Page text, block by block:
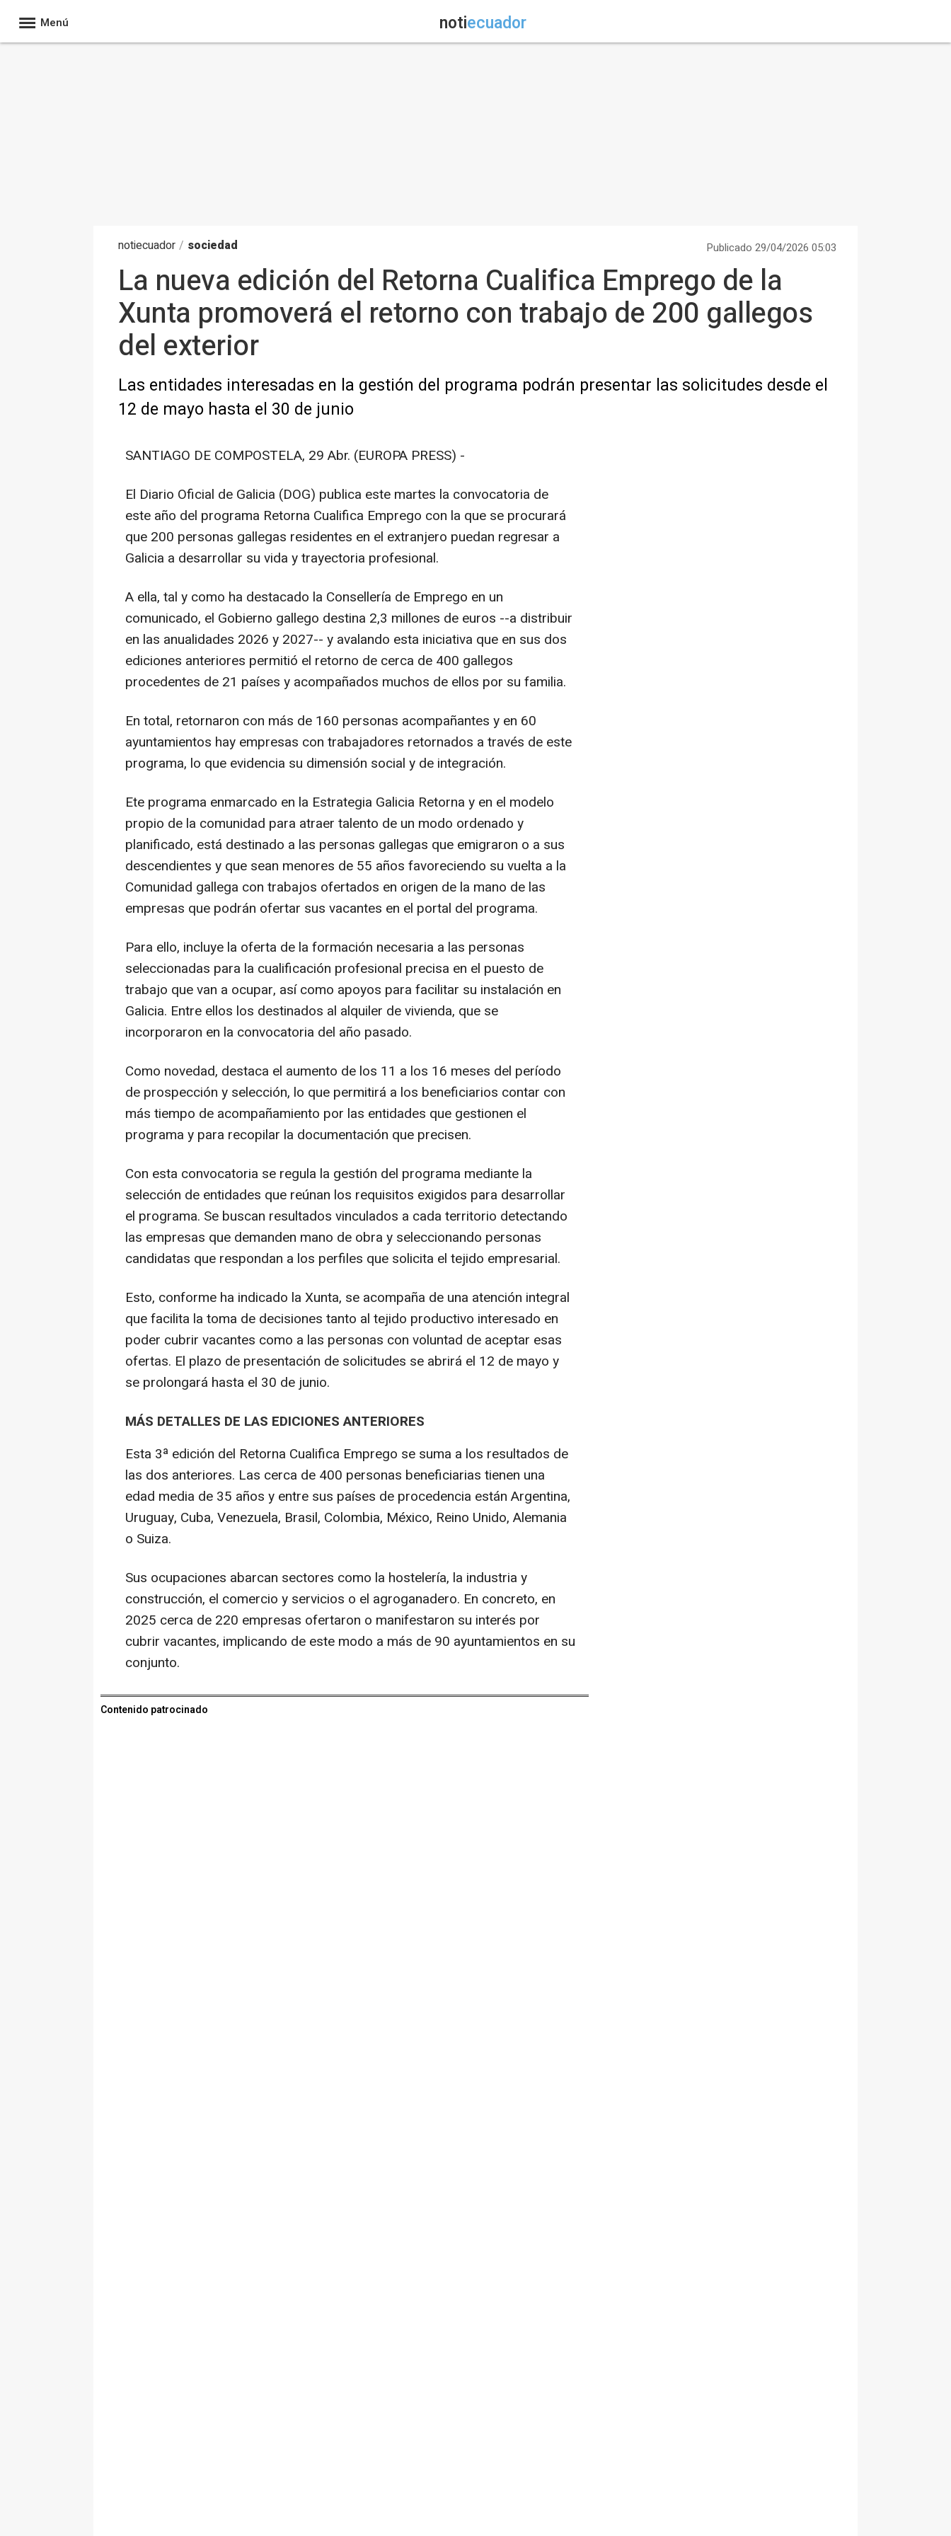
Menú notiecuador
notiecuador / sociedad Publicado 29/04/2026 05:03
La nueva edición del Retorna Cualifica Emprego de la
Xunta promoverá el retorno con trabajo de 200 gallegos
del exterior
Las entidades interesadas en la gestión del programa podrán presentar las solicitudes desde el
12 de mayo hasta el 30 de junio
SANTIAGO DE COMPOSTELA, 29 Abr. (EUROPA PRESS) -
El Diario Oficial de Galicia (DOG) publica este martes la convocatoria de
este año del programa Retorna Cualifica Emprego con la que se procurará
que 200 personas gallegas residentes en el extranjero puedan regresar a
Galicia a desarrollar su vida y trayectoria profesional.
A ella, tal y como ha destacado la Consellería de Emprego en un
comunicado, el Gobierno gallego destina 2,3 millones de euros --a distribuir
en las anualidades 2026 y 2027-- y avalando esta iniciativa que en sus dos
ediciones anteriores permitió el retorno de cerca de 400 gallegos
procedentes de 21 países y acompañados muchos de ellos por su familia.
En total, retornaron con más de 160 personas acompañantes y en 60
ayuntamientos hay empresas con trabajadores retornados a través de este
programa, lo que evidencia su dimensión social y de integración.
Ete programa enmarcado en la Estrategia Galicia Retorna y en el modelo
propio de la comunidad para atraer talento de un modo ordenado y
planificado, está destinado a las personas gallegas que emigraron o a sus
descendientes y que sean menores de 55 años favoreciendo su vuelta a la
Comunidad gallega con trabajos ofertados en origen de la mano de las
empresas que podrán ofertar sus vacantes en el portal del programa.
Para ello, incluye la oferta de la formación necesaria a las personas
seleccionadas para la cualificación profesional precisa en el puesto de
trabajo que van a ocupar, así como apoyos para facilitar su instalación en
Galicia. Entre ellos los destinados al alquiler de vivienda, que se
incorporaron en la convocatoria del año pasado.
Como novedad, destaca el aumento de los 11 a los 16 meses del período
de prospección y selección, lo que permitirá a los beneficiarios contar con
más tiempo de acompañamiento por las entidades que gestionen el
programa y para recopilar la documentación que precisen.
Con esta convocatoria se regula la gestión del programa mediante la
selección de entidades que reúnan los requisitos exigidos para desarrollar
el programa. Se buscan resultados vinculados a cada territorio detectando
las empresas que demanden mano de obra y seleccionando personas
candidatas que respondan a los perfiles que solicita el tejido empresarial.
Esto, conforme ha indicado la Xunta, se acompaña de una atención integral
que facilita la toma de decisiones tanto al tejido productivo interesado en
poder cubrir vacantes como a las personas con voluntad de aceptar esas
ofertas. El plazo de presentación de solicitudes se abrirá el 12 de mayo y
se prolongará hasta el 30 de junio.
MÁS DETALLES DE LAS EDICIONES ANTERIORES
Esta 3ª edición del Retorna Cualifica Emprego se suma a los resultados de
las dos anteriores. Las cerca de 400 personas beneficiarias tienen una
edad media de 35 años y entre sus países de procedencia están Argentina,
Uruguay, Cuba, Venezuela, Brasil, Colombia, México, Reino Unido, Alemania
o Suiza.
Sus ocupaciones abarcan sectores como la hostelería, la industria y
construcción, el comercio y servicios o el agroganadero. En concreto, en
2025 cerca de 220 empresas ofertaron o manifestaron su interés por
cubrir vacantes, implicando de este modo a más de 90 ayuntamientos en su
conjunto.
Contenido patrocinado